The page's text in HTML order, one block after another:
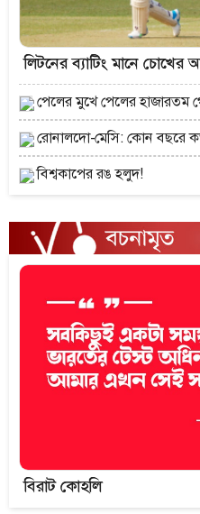
লিটনের ব্যাটিং মানে চোখের
পেলের মুখে পেলের হাজারতম
রোনালদো-মেসি: কোন বছরে
বিশ্বকাপের রঙ হলুদ!
বিরাট কোহলি